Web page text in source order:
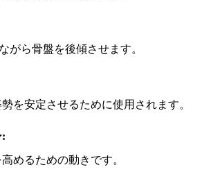
がら骨盤を後傾させます。
を安定させるために使用されます。
:
めるための動きです。